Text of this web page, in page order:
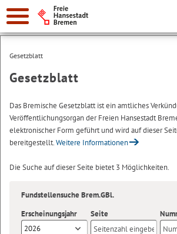
Suche:
Gesetzblatt
Gesetzblatt
Das Bremische Gesetzblatt ist ein amtliches
Veröffentlichungsorgan der Freien Hansestadt
elektronischer Form geführt und wird auf dieser
bereitgestellt.Weitere Informationen
Die Suche auf dieser Seite bietet 3 Möglichkeiten.
Fundstellensuche Brem.GBl.
Erscheinungsjahr
2026
Seite